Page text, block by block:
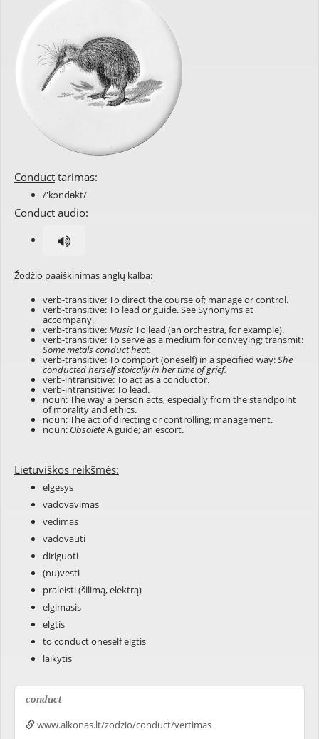
Conduct tarimas:
/'kɔndəkt/
Conduct audio:
Žodžio paaiškinimas anglų kalba:
verb-transitive: To direct the course of; manage or control.
verb-transitive: To lead or guide. See Synonyms at
accompany.
verb-transitive:MusicTo lead (an orchestra, for example).
verb-transitive: To serve as a medium for conveying; transmit:
Some metals conduct heat.
verb-transitive: To comport (oneself) in a specified way:She
conducted herself stoically in her time of grief.
verb-intransitive: To act as a conductor.
verb-intransitive: To lead.
noun: The way a person acts, especially from the standpoint
of morality and ethics.
noun: The act of directing or controlling; management.
noun: ObsoleteA guide; an escort.
Lietuviškos reikšmės:
elgesys
vadovavimas
vedimas
vadovauti
diriguoti
(nu)vesti
praleisti (šilimą, elektrą)
elgimasis
elgtis
to conduct oneself elgtis
laikytis
conduct
www.alkonas.lt/zodzio/conduct/vertimas